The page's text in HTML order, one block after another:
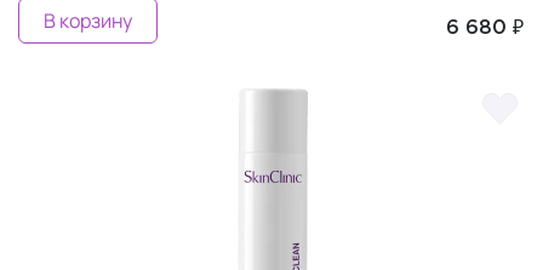
6 680 ₽
В корзину